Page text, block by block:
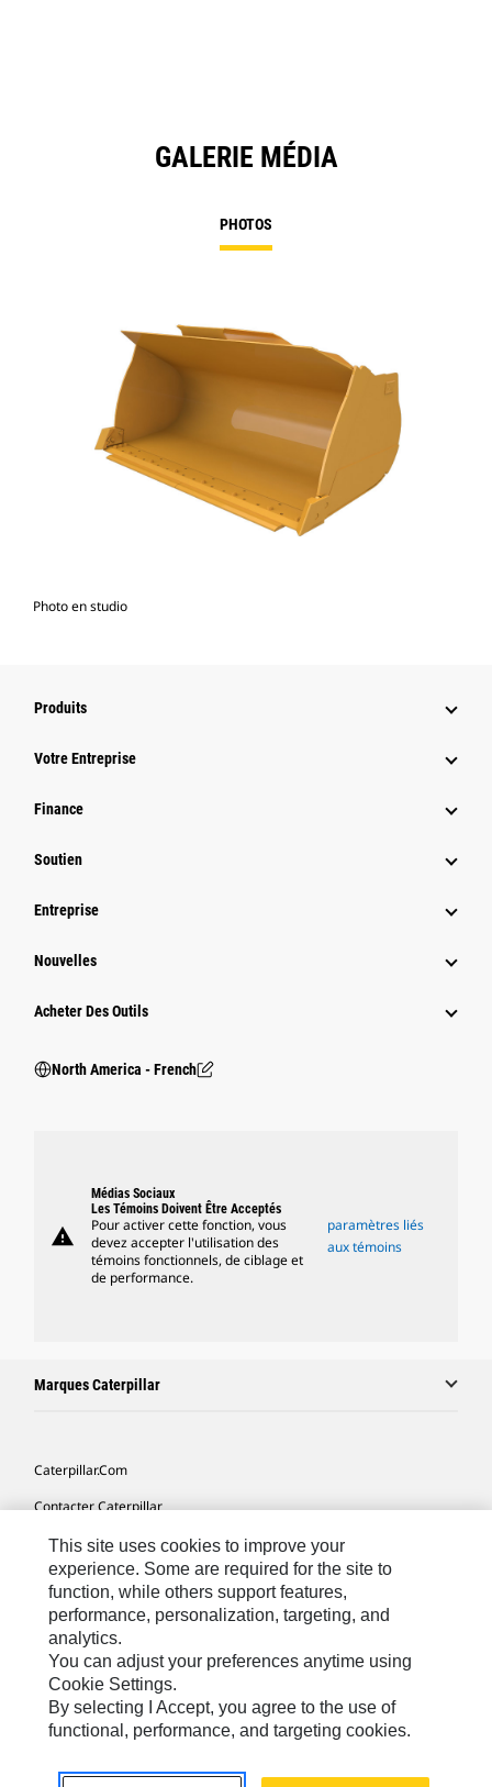
GALERIE MÉDIA
PHOTOS
Photo en studio
Produits
Votre Entreprise
Finance
Soutien
Entreprise
Nouvelles
Acheter Des Outils
North America - French
warning
Médias Sociaux
Les Témoins Doivent Être Acceptés
Pour activer cette fonction, vous
devez accepter l'utilisation des
témoins fonctionnels, de ciblage et
de performance.
paramètres liés
aux témoins
Marques Caterpillar
Caterpillar.com
Contacter Caterpillar
Mes Préférences Marketing
Plan Du Site
Cookie Settings
Légales
Confidentialité
North America - French© 2026 Caterpillar. Tous droits réservés.
This site uses cookies to improve your
experience. Some are required for the site to
function, while others support features,
performance, personalization, targeting, and
analytics.
You can adjust your preferences anytime using
Cookie Settings.
By selecting I Accept, you agree to the use of
functional, performance, and targeting cookies.